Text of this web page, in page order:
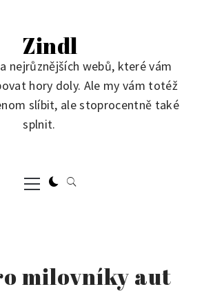
Zindl
nejrůznějších webů, které vám
hory doly. Ale my vám totéž
slíbit, ale stoprocentně také
splnit.
Primary
Menu
milovníky aut